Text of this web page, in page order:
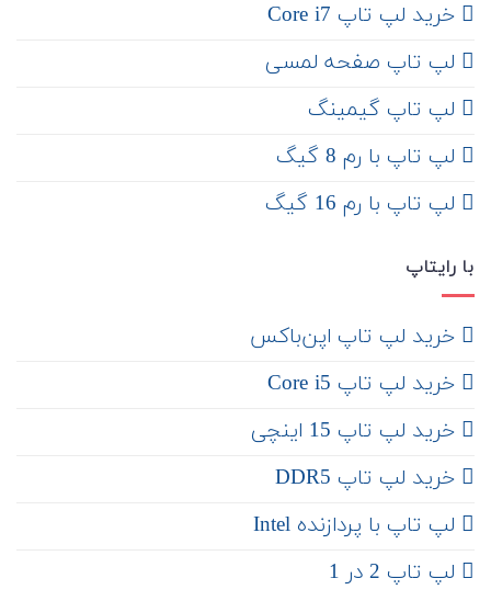
خرید لپ تاپ Core i7
لپ تاپ صفحه لمسی
لپ تاپ گیمینگ
لپ تاپ با رم 8 گیگ
لپ تاپ با رم 16 گیگ
با رایتاپ
‌ خرید لپ تاپ اپن‌باکس
خرید لپ تاپ Core i5
‌‌ خرید لپ تاپ 15 اینچی
خرید لپ تاپ DDR5
لپ تاپ با پردازنده Intel
لپ تاپ 2 در 1